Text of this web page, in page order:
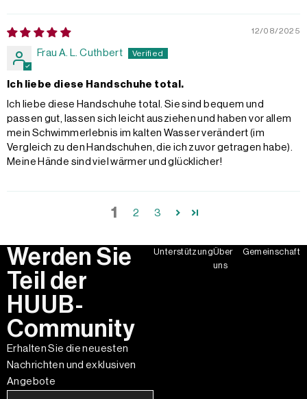
12/08/2025
Frau A. L. Cuthbert
Ich liebe diese Handschuhe total.
Ich liebe diese Handschuhe total. Sie sind bequem und
passen gut, lassen sich leicht ausziehen und haben vor allem
mein Schwimmerlebnis im kalten Wasser verändert (im
Vergleich zu den Handschuhen, die ich zuvor getragen habe).
Meine Hände sind viel wärmer und glücklicher!
1 2 3
Werden Sie
Teil der
HUUB-
Community
Erhalten Sie die neuesten
Nachrichten und exklusiven
Angebote
UnterstützungÜber
uns
Gemeinschaft